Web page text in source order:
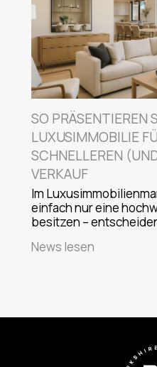
SO PRÄSENTIEREN
LUXUSIMMOBILIE
SCHNELLEREN
VERKAUF
Im
einfach nur eine
besitzen –
News lesen